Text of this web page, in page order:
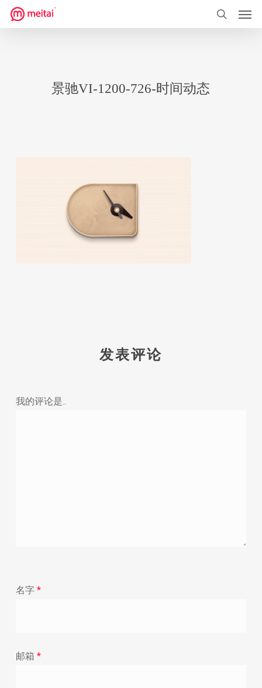
到
搜索
景驰VI-1200-726-时间动态
发表评论
我的评论是..
名字 *
邮箱 *